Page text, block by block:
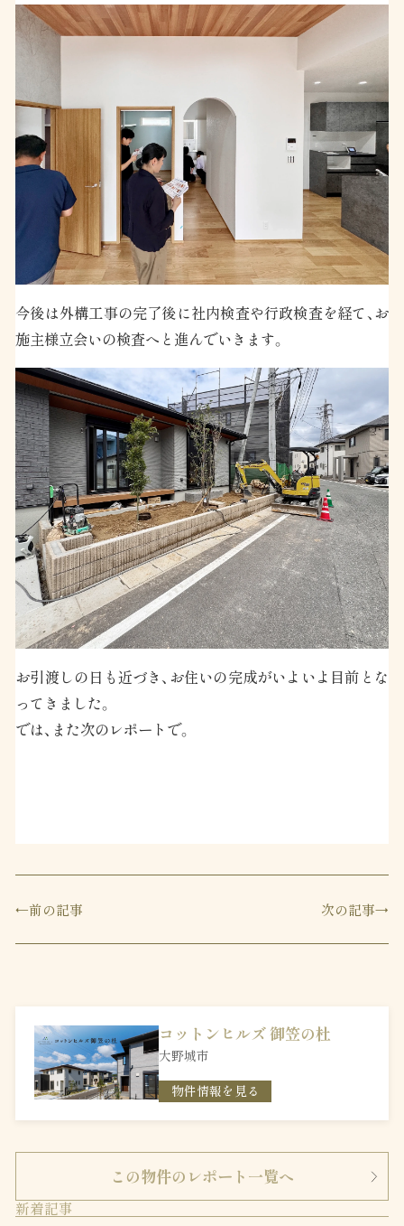
今後は外構工事の完了後に社内検査や行政検査を経て、お
施主様立会いの検査へと進んでいきます。
お引渡しの日も近づき、お住いの完成がいよいよ目前とな
ってきました。
では、また次のレポートで。
前の記事 次の記事
コットンヒルズ 御笠の杜
大野城市
物件情報を見る
この物件のレポート一覧へ
新着記事